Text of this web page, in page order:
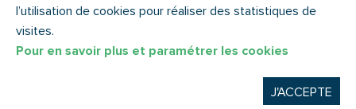
© SYTRAL MOBILITÉS 2022 MENTIONS LÉGALES
l’utilisation de cookies pour réaliser des statistiques de
visites.
Pour en savoir plus et paramétrer les cookies
J'ACCEPTE